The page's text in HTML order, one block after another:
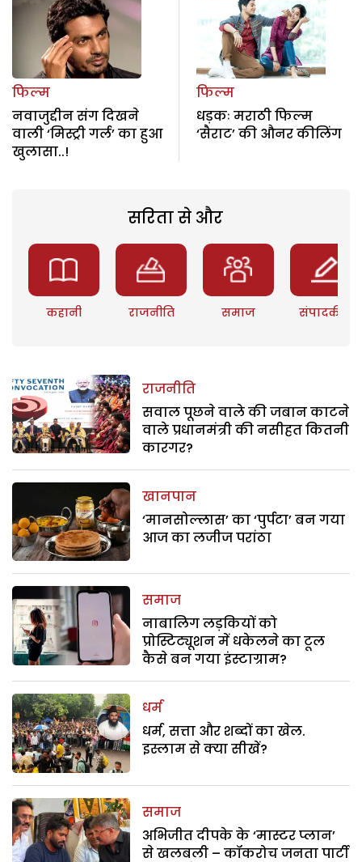
फिल्म
नवाजुद्दीन संग दिखने
वाली ‘मिस्ट्री गर्ल’ का हुआ
खुलासा..!
फिल्म
धड़कः मराठी फिल्म
‘सैराट’ की औनर कीलिंग
सरिता से और
कहानी राजनीति समाज संपादकीय
राजनीति
सवाल पूछने वाले की जबान काटने
वाले प्रधानमंत्री की नसीहत कितनी
कारगर?
खानपान
‘मानसोल्लास’ का ‘पुर्पटा’ बन गया
आज का लजीज परांठा
समाज
नाबालिग लड़कियों को
प्रोस्टिट्यूशन में धकेलने का टूल
कैसे बन गया इंस्टाग्राम?
धर्म
धर्म, सत्ता और शब्दों का खेल.
इस्लाम से क्या सीखें?
समाज
अभिजीत दीपके के ‘मास्टर प्लान’
से खलबली – कॉकरोच जनता पार्टी